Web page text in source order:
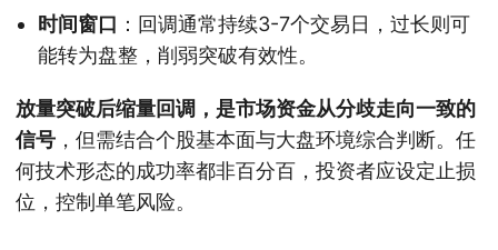
时间窗口 ：回调通常持续3-7个交易日，过长则可
能转为盘整，削弱突破有效性。
放量突破后缩量回调，是市场资金从分歧走向一致的
信号 ，但需结合个股基本面与大盘环境综合判断。任
何技术形态的成功率都非百分百，投资者应设定止损
位，控制单笔风险。